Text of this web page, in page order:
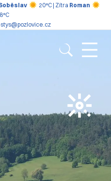
20°C | Zítra Roman